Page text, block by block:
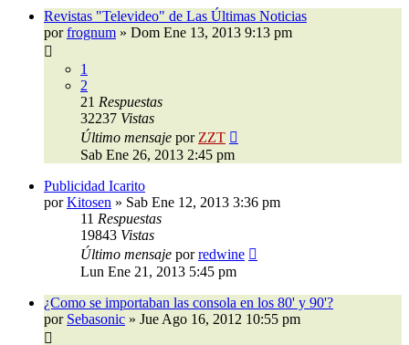
Revistas "Televideo" de Las Últimas Noticias
porfrognum » Dom Ene 13, 2013 9:13 pm
1
2
21 Respuestas
32237 Vistas
Último mensaje por ZZT
Sab Ene 26, 2013 2:45 pm
Publicidad Icarito
porKitosen » Sab Ene 12, 2013 3:36 pm
11 Respuestas
19843 Vistas
Último mensaje porredwine
Lun Ene 21, 2013 5:45 pm
¿Como se importaban las consola en los 80' y 90'?
por Sebasonic » Jue Ago 16, 2012 10:55 pm